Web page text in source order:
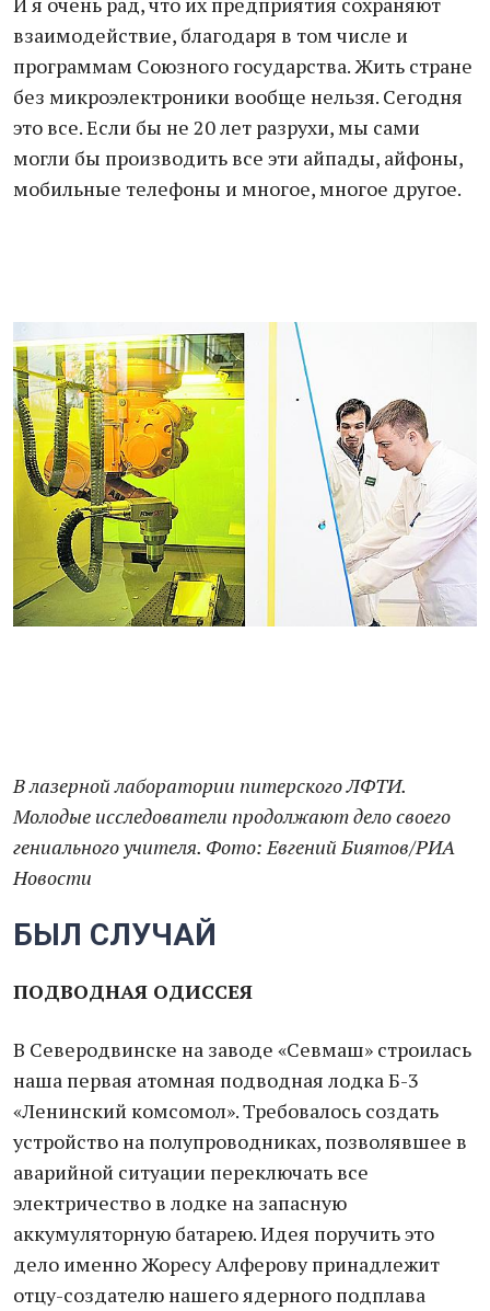
взаимодействие, благодаря в том числе и
программам Союзного государства. Жить стране
без микроэлектроники вообще нельзя. Сегодня
это все. Если бы не 20 лет разрухи, мы сами
могли бы производить все эти айпады, айфоны,
мобильные телефоны и многое, многое другое.
В лазерной лаборатории питерского ЛФТИ.
Молодые исследователи продолжают дело своего
гениального учителя. Фото: Евгений Биятов/РИА
Новости
БЫЛ СЛУЧАЙ
ПОДВОДНАЯ ОДИССЕЯ
В Северодвинске на заводе «Севмаш» строилась
наша первая атомная подводная лодка Б-3
«Ленинский комсомол». Требовалось создать
устройство на полупроводниках, позволявшее в
аварийной ситуации переключать все
электричество в лодке на запасную
аккумуляторную батарею. Идея поручить это
дело именно Жоресу Алферову принадлежит
отцу-создателю нашего ядерного подплава